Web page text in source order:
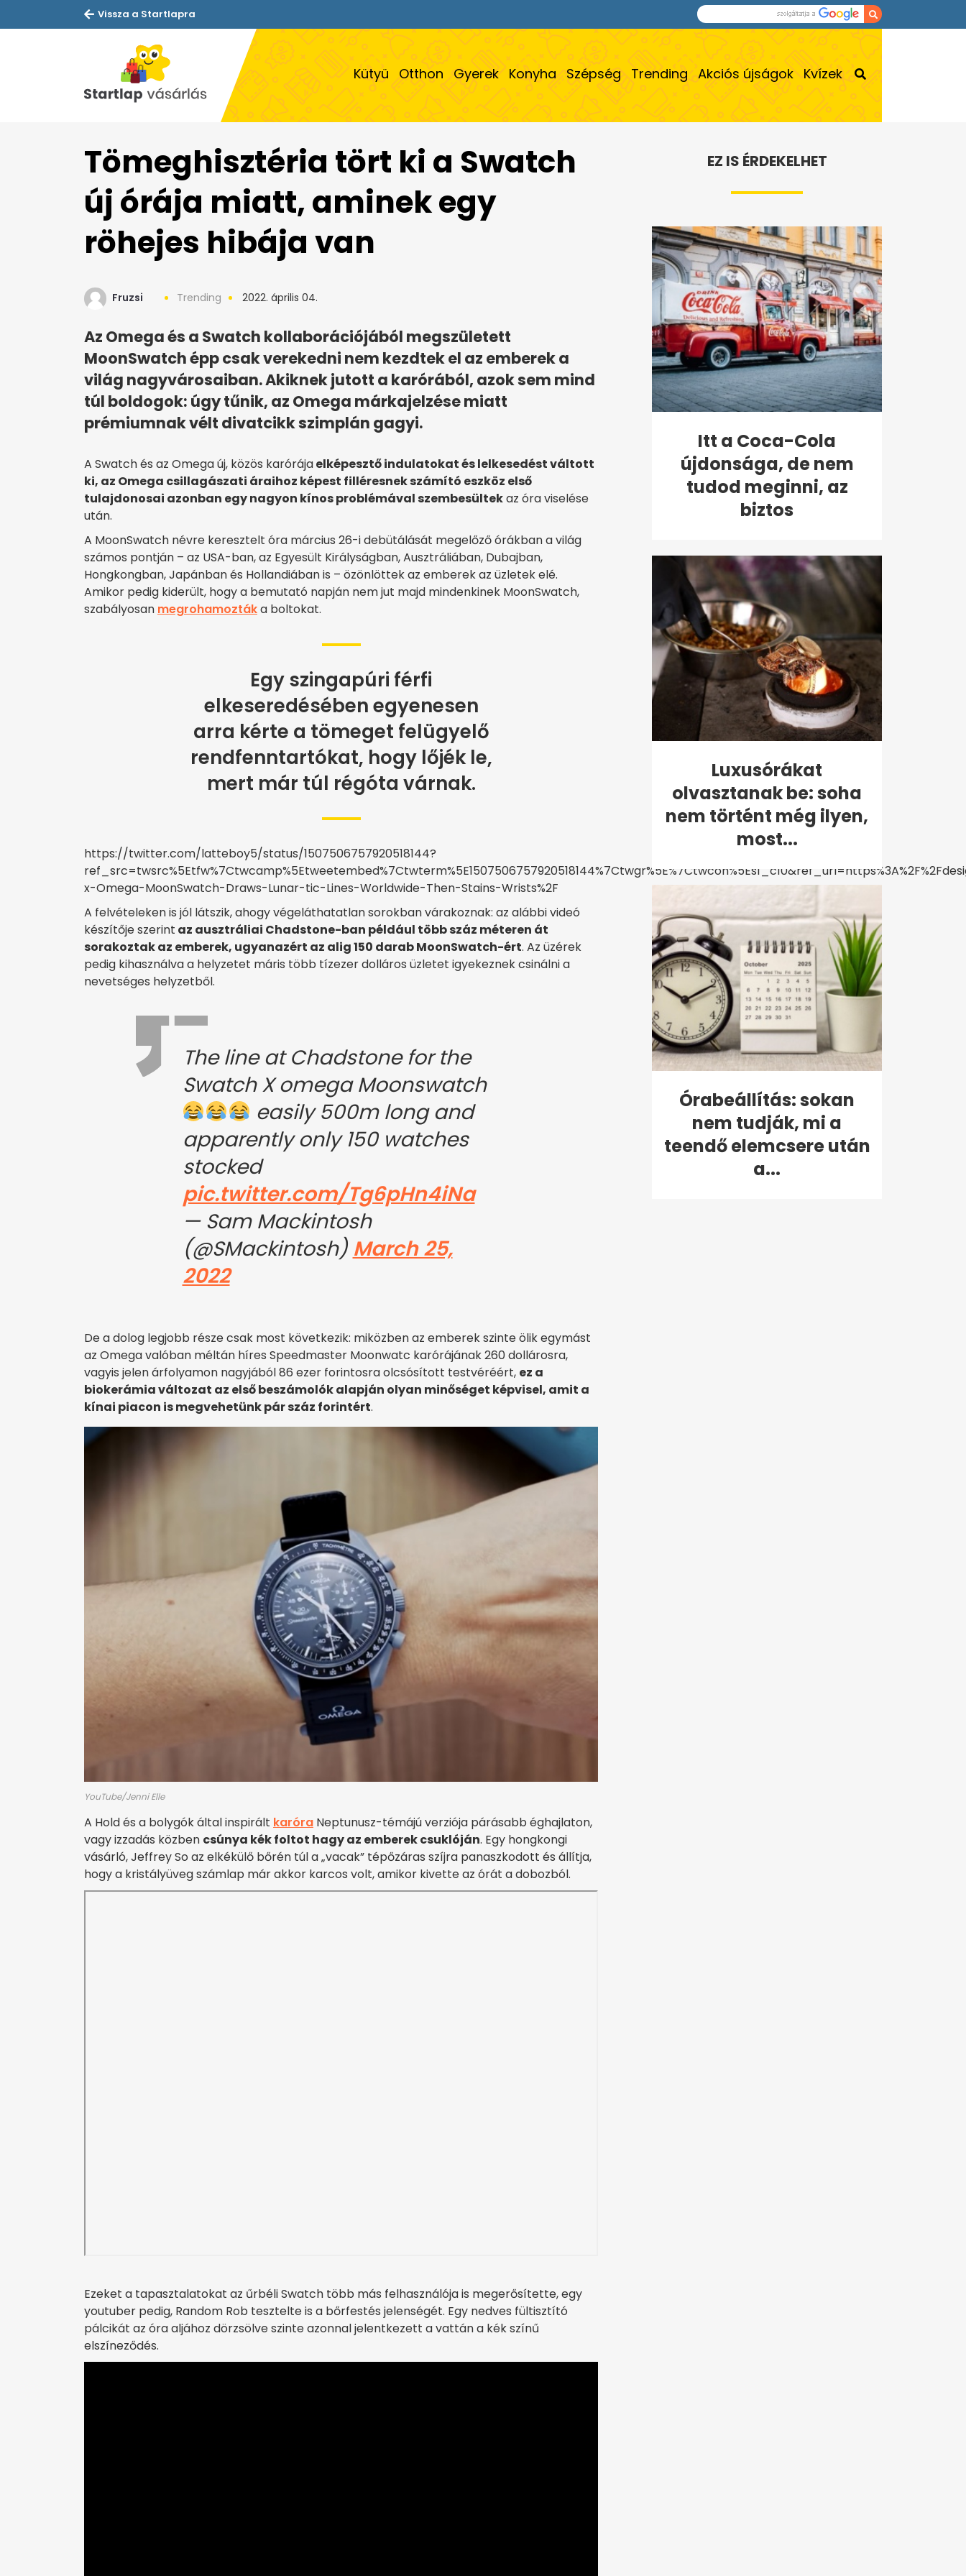
Vissza a Startlapra
Kütyü Otthon Gyerek Konyha Szépség Trending Akciós újságok Kvízek
Tömeghisztéria tört ki a Swatch
új órája miatt, aminek egy
röhejes hibája van
Fruzsi Trending 2022. április 04.
Az Omega és a Swatch kollaborációjából megszületett
MoonSwatch épp csak verekedni nem kezdtek el az emberek a
világ nagyvárosaiban. Akiknek jutott a karórából, azok sem mind
túl boldogok: úgy tűnik, az Omega márkajelzése miatt
prémiumnak vélt divatcikk szimplán gagyi.
A Swatch és az Omega új, közös karórájaelképesztő indulatokat és lelkesedést váltott
ki, az Omega csillagászati áraihoz képest filléresnek számító eszköz első
tulajdonosai azonban egy nagyon kínos problémával szembesültekaz óra viselése
után.
A MoonSwatch névre keresztelt óra március 26-i debütálását megelőző órákban a világ
számos pontján – az USA-ban, az Egyesült Királyságban, Ausztráliában, Dubajban,
Hongkongban, Japánban és Hollandiában is – özönlöttek az emberek az üzletek elé.
Amikor pedig kiderült, hogy a bemutató napján nem jut majd mindenkinek MoonSwatch,
szabályosan megrohamoztáka boltokat.
Egy szingapúri férfi
elkeseredésében egyenesen
arra kérte a tömeget felügyelő
rendfenntartókat, hogy lőjék le,
mert már túl régóta várnak.
https://twitter.com/latteboy5/status/1507506757920518144?
x-Omega-MoonSwatch-Draws-Lunar-tic-Lines-Worldwide-Then-Stains-Wrists%2F
A felvételeken is jól látszik, ahogy végeláthatatlan sorokban várakoznak: az alábbi videó
készítője szerint az ausztráliai Chadstone-ban például több száz méteren át
sorakoztak az emberek, ugyanazért az alig 150 darab MoonSwatch-ért. Az üzérek
pedig kihasználva a helyzetet máris több tízezer dolláros üzletet igyekeznek csinálni a
nevetséges helyzetből.
The line at Chadstone for the
Swatch X omega Moonswatch
easily 500m long and
apparently only 150 watches
stocked
pic.twitter.com/Tg6pHn4iNa
— Sam Mackintosh
(@SMackintosh) March 25,
2022
De a dolog legjobb része csak most következik: miközben az emberek szinte ölik egymást
az Omega valóban méltán híres Speedmaster Moonwatc karórájának 260 dollárosra,
vagyis jelen árfolyamon nagyjából 86 ezer forintosra olcsósított testvéréért, ez a
biokerámia változat az első beszámolók alapján olyan minőséget képvisel, amit a
kínai piacon is megvehetünk pár száz forintért.
YouTube/Jenni Elle
A Hold és a bolygók által inspirált karóra Neptunusz-témájú verziója párásabb éghajlaton,
vagy izzadás közben csúnya kék foltot hagy az emberek csuklóján. Egy hongkongi
vásárló, Jeffrey So az elkékülő bőrén túl a „vacak” tépőzáras szíjra panaszkodott és állítja,
hogy a kristályüveg számlap már akkor karcos volt, amikor kivette az órát a dobozból.
Ezeket a tapasztalatokat az űrbéli Swatch több más felhasználója is megerősítette, egy
youtuber pedig, Random Rob tesztelte is a bőrfestés jelenségét. Egy nedves fültisztító
pálcikát az óra aljához dörzsölve szinte azonnal jelentkezett a vattán a kék színű
elszíneződés.
EZ IS ÉRDEKELHET
Itt a Coca-Cola
újdonsága, de nem
tudod meginni, az
biztos
Luxusórákat
olvasztanak be: soha
nem történt még ilyen,
most...
Órabeállítás: sokan
nem tudják, mi a
teendő elemcsere után
a...